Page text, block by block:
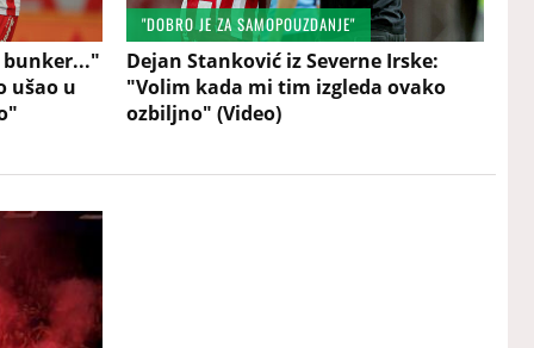
bunker..."
ušao u
"DOBRO JE ZA SAMOPOUZDANJE"
Dejan Stanković iz Severne Irske:
"Volim kada mi tim izgleda ovako
ozbiljno" (Video)